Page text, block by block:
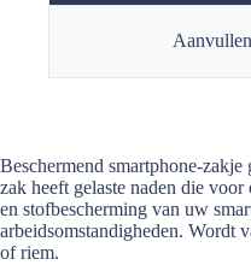
Beschermend smartphone-
zak heeft gelaste naden die
en stofbescherming van uw
arbeidsomstandigheden. Wordt
of riem.